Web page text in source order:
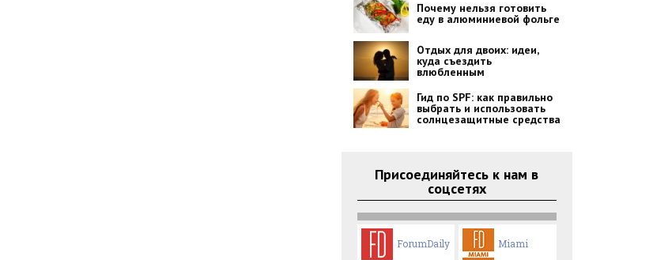
Почему нельзя готовить
еду в алюминиевой фольге
Отдых для двоих: идеи,
куда съездить
влюбленным
Гид по SPF: как правильно
выбрать и использовать
солнцезащитные средства
Присоединяйтесь к нам в
соцсетях
ForumDaily Miami